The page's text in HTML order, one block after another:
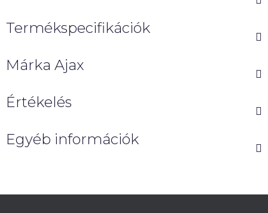
Termékspecifikációk
Márka Ajax
Értékelés
Egyéb információk